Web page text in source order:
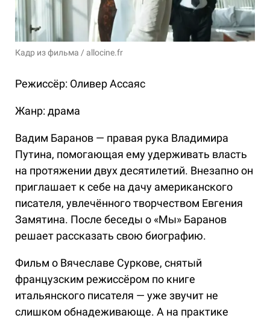
Кадр из фильма / allocine.fr
Режиссёр: Оливер Ассаяс
Жанр: драма
Вадим Баранов — правая рука Владимира
Путина, помогающая ему удерживать власть
на протяжении двух десятилетий. Внезапно он
приглашает к себе на дачу американского
писателя, увлечённого творчеством Евгения
Замятина. После беседы о «Мы» Баранов
решает рассказать свою биографию.
Фильм о Вячеславе Суркове, снятый
французским режиссёром по книге
итальянского писателя — уже звучит не
слишком обнадеживающе. А на практике